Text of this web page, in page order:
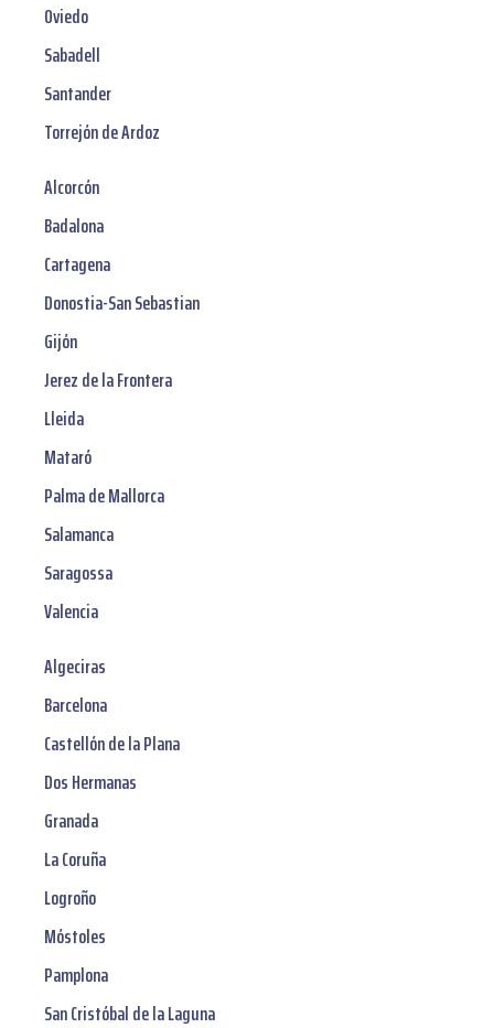
Oviedo
Sabadell
Santander
Torrejón de Ardoz
Alcorcón
Badalona
Cartagena
Donostia-San Sebastian
Gijón
Jerez de la Frontera
Lleida
Mataró
Palma de Mallorca
Salamanca
Saragossa
Valencia
Algeciras
Barcelona
Castellón de la Plana
Dos Hermanas
Granada
La Coruña
Logroño
Móstoles
Pamplona
San Cristóbal de la Laguna